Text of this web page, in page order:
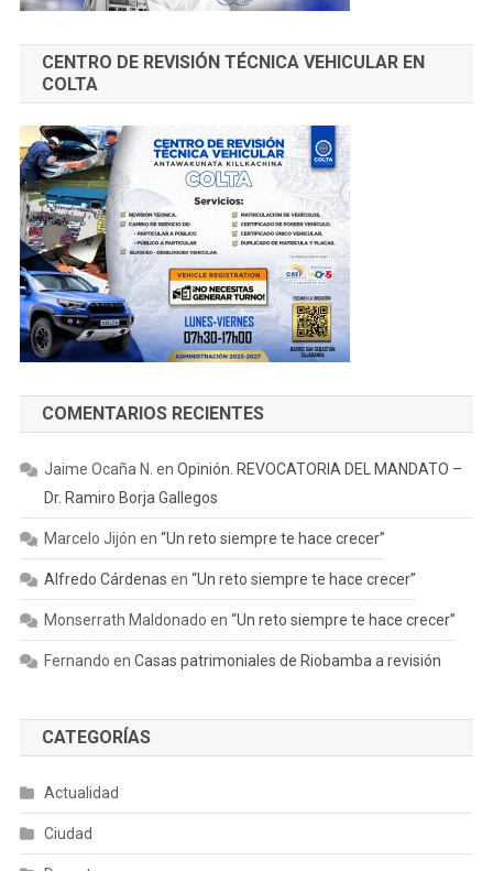
CENTRO DE REVISIÓN TÉCNICA VEHICULAR EN
COLTA
COMENTARIOS RECIENTES
Jaime Ocaña N. en Opinión. REVOCATORIA DEL MANDATO –
Dr. Ramiro Borja Gallegos
Marcelo Jijón en “Un reto siempre te hace crecer”
Alfredo Cárdenas en “Un reto siempre te hace crecer”
Monserrath Maldonado en “Un reto siempre te hace crecer”
Fernando en Casas patrimoniales de Riobamba a revisión
CATEGORÍAS
Actualidad
Ciudad